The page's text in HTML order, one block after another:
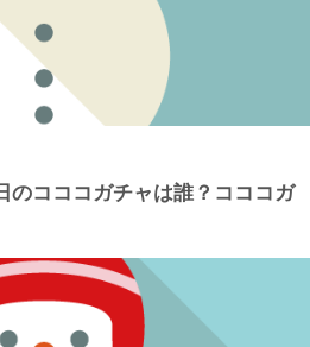
のコココガチャは誰？コココガ